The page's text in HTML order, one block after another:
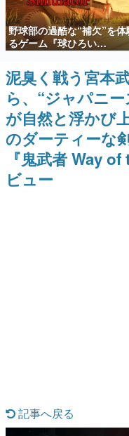
殿堂入り
SNS拡散数
ど。多くの人
事をまとめ
ゲームの
名作ゲームク
聞きし、ヒ
きます。
この物語を
の形をした短
野球部の過酷な“補欠”を体
るゲーム『球ひろい
Simulator』が「1件」の
シュリストをもとにチェコ
対応しSNSで話題に。『キ
ダム・カム』開発元やチェ
プロ野球選手から称賛の声
泥臭く戦う宮本
ら、“ジャパニ
が自然と浮かび
のダーティーな
『鬼武者 Way
ビュー
記事へ戻る